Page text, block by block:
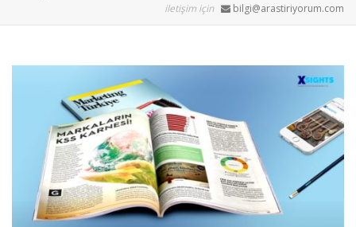
iletişim için bilgi@arastiriyorum.com